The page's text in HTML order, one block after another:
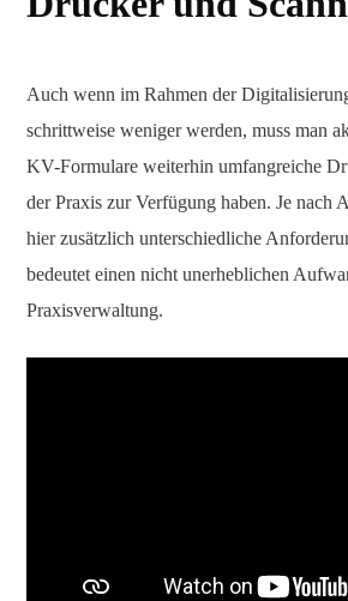
Auch wenn im Rahmen der
schrittweise weniger werden, muss man
KV-Formulare weiterhin umfangreiche
der Praxis zur Verfügung haben. Je nach
hier zusätzlich unterschiedliche
bedeutet einen nicht unerheblichen
Praxisverwaltung.